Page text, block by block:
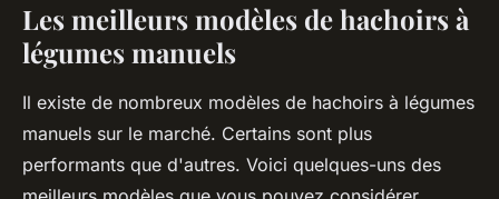
Les meilleurs modèles de hachoirs à
légumes manuels
Il existe de nombreux modèles de hachoirs à légumes
manuels sur le marché. Certains sont plus
performants que d'autres. Voici quelques-uns des